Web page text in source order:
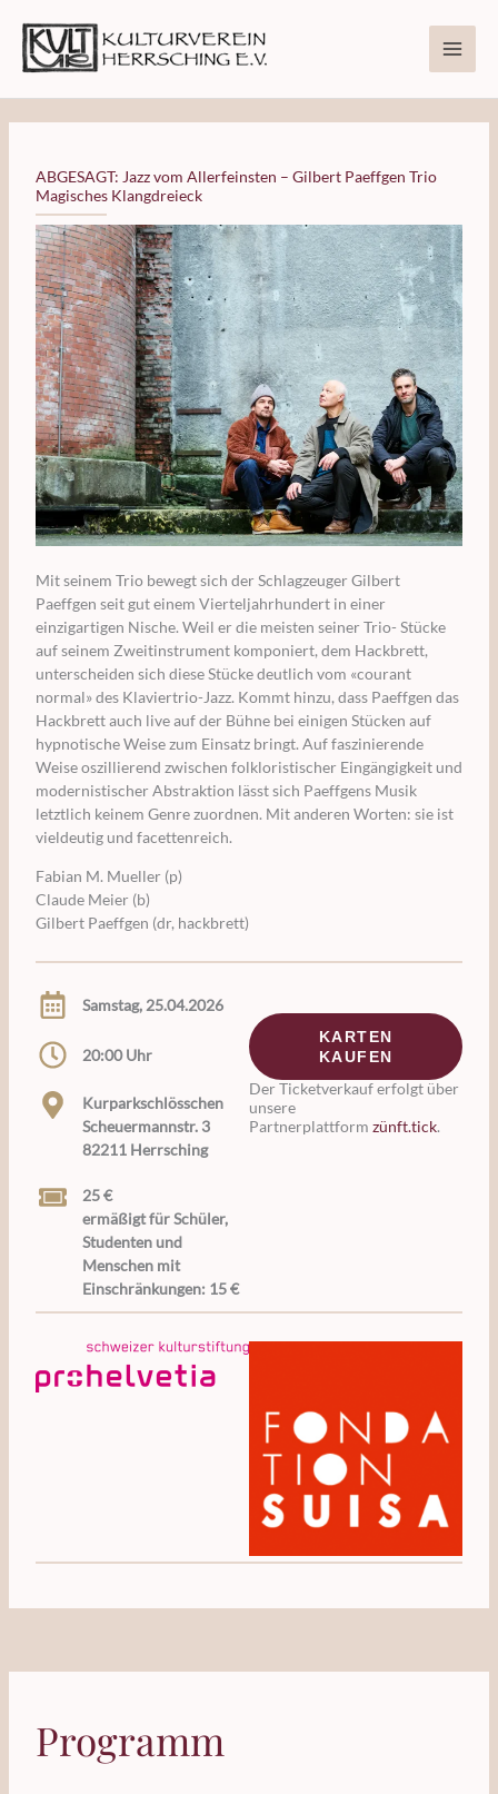
Inhalt
springen
ABGESAGT: Jazz vom Allerfeinsten – Gilbert Paeffgen Trio
Magisches Klangdreieck
Mit seinem Trio bewegt sich der Schlagzeuger Gilbert
Paeffgen seit gut einem Vierteljahrhundert in einer
einzigartigen Nische. Weil er die meisten seiner Trio- Stücke
auf seinem Zweitinstrument komponiert, dem Hackbrett,
unterscheiden sich diese Stücke deutlich vom «courant
normal» des Klaviertrio-Jazz. Kommt hinzu, dass Paeffgen das
Hackbrett auch live auf der Bühne bei einigen Stücken auf
hypnotische Weise zum Einsatz bringt. Auf faszinierende
Weise oszillierend zwischen folkloristischer Eingängigkeit und
modernistischer Abstraktion lässt sich Paeffgens Musik
letztlich keinem Genre zuordnen. Mit anderen Worten: sie ist
vieldeutig und facettenreich.
Fabian M. Mueller (p)
Claude Meier (b)
Gilbert Paeffgen (dr, hackbrett)
Samstag, 25.04.2026
20:00 Uhr
Kurparkschlösschen
Scheuermannstr. 3
82211 Herrsching
25 €
ermäßigt für Schüler,
Studenten und
Menschen mit
Einschränkungen: 15 €
KARTEN
KAUFEN
Der Ticketverkauf erfolgt über
unsere
Partnerplattform zünft.tick.
Programm